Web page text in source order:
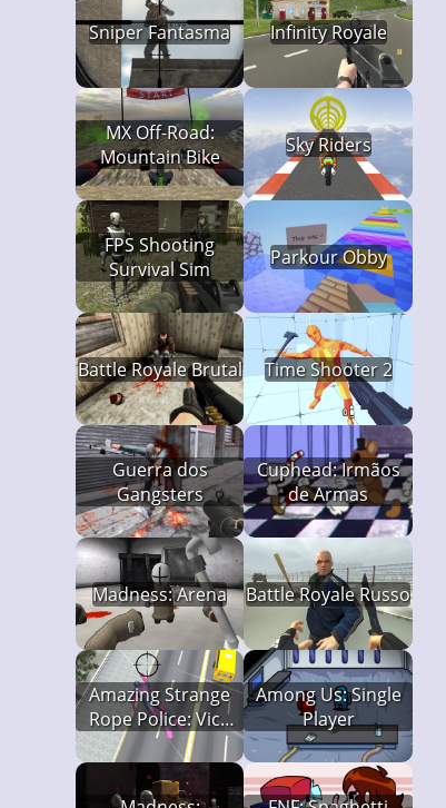
Sniper Fantasma Infinity Royale
MX Off-Road:
Mountain Bike
Sky Riders
FPS Shooting
Survival Sim
Parkour Obby
Battle Royale Brutal Time Shooter 2
Guerra dos
Gangsters
Cuphead: Irmãos
de Armas
Madness: Arena Battle Royale Russo
Amazing Strange
Rope Police: Vice
Spider Vegas
Among Us: Single
Player